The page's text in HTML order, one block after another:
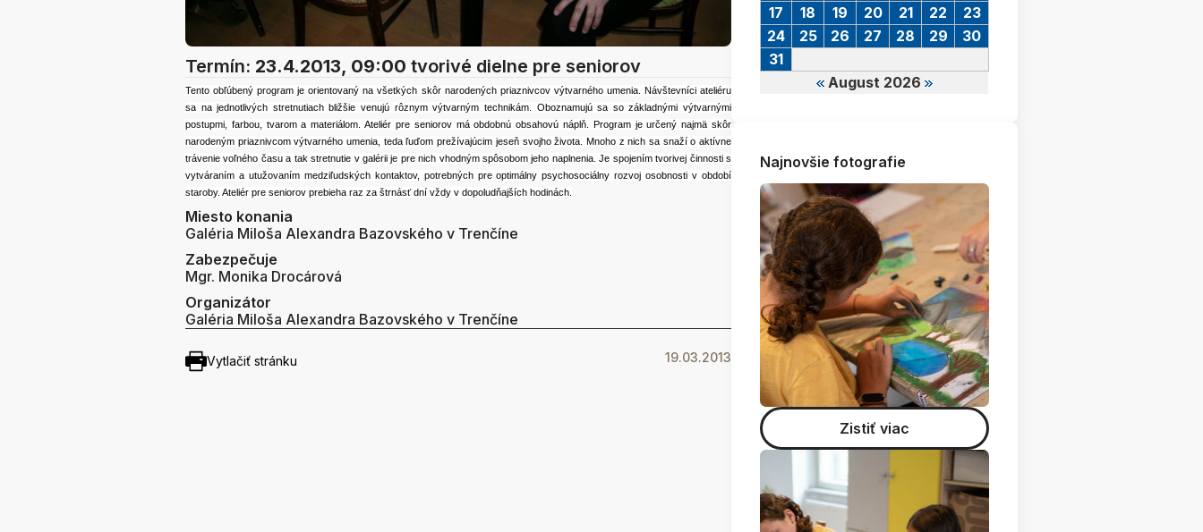
Termín: 23.4.2013, 09:00 tvorivé dielne pre seniorov
Tento obľúbený program je orientovaný na všetkých skôr narodených priaznivcov výtvarného umenia. Návštevníci ateliéru
sa na jednotlivých stretnutiach bližšie venujú rôznym výtvarným technikám. Oboznamujú sa so základnými výtvarnými
postupmi, farbou, tvarom a materiálom. Ateliér pre seniorov má obdobnú obsahovú náplň. Program je určený najmä skôr
narodeným priaznivcom výtvarného umenia, teda ľuďom prežívajúcim jeseň svojho života. Mnoho z nich sa snaží o aktívne
trávenie voľného času a tak stretnutie v galérii je pre nich vhodným spôsobom jeho naplnenia. Je spojením tvorivej činnosti s
vytváraním a utužovaním medziľudských kontaktov, potrebných pre optimálny psychosociálny rozvoj osobnosti v období
staroby. Ateliér pre seniorov prebieha raz za štrnásť dní vždy v dopoludňajších hodinách.
Miesto konania
Galéria Miloša Alexandra Bazovského v Trenčíne
Zabezpečuje
Mgr. Monika Drocárová
Organizátor
Galéria Miloša Alexandra Bazovského v Trenčíne
Vytlačiť stránku 19.03.2013
August 2026
17
18 19 20 21 22
23
24
25 26 27 28 29
30
31
Najnovšie fotografie
Zistiť viac